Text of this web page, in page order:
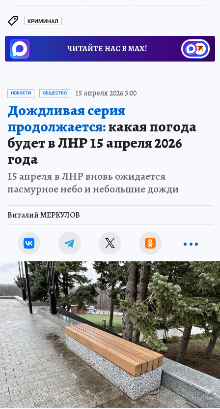
КРИМИНАЛ
ЧИТАЙТЕ НАС В МАХ!
НОВОСТИ ОБЩЕСТВО 15 апреля 2026 3:00
Дождливая серия
продолжается:какая погода
будет в ЛНР 15 апреля 2026
года
15 апреля в ЛНР вновь ожидается
пасмурное небо и небольшие дожди
Виталий МЕРКУЛОВ